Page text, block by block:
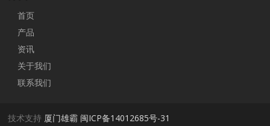
首页
产品
资讯
关于我们
联系我们
技术支持 厦门雄霸 闽ICP备14012685号-31